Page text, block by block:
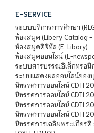
E-SERVICE
ระบบบริการการศึกษา
ห้องสมุด (Libery Catalog -
ห้องสมุดดิจิทัล (E-Libary)
ห้องสมุดออนไลน์ (E-
ระบบสารบรรณอิเล็กทรอนิ
ระบบแสดงผลออนไลน์ของ
นิทรรศการออนไลน์ CDTI
นิทรรศการออนไลน์ CDTI
นิทรรศการออนไลน์ CDTI
นิทรรศการออนไลน์ CDTI
นิทรรศการเฉลิมพระเกียร